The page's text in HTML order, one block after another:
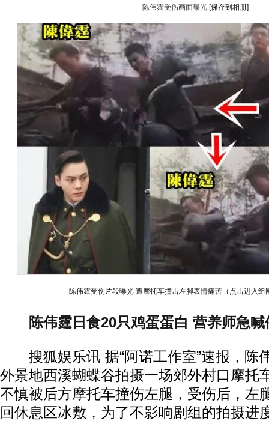
陈伟霆受伤画面曝光 [保存到相册]
陈伟霆受伤片段曝光 遭摩托车撞击左脚表情痛苦（点击进入组
陈伟霆日食20只鸡蛋蛋白 营养师急
搜狐娱乐讯 据“阿诺工作室”速报，陈
外景地西溪蝴蝶谷拍摄一场郊外村口摩托
不慎被后方摩托车撞伤左腿，受伤后，左
回休息区冰敷，为了不影响剧组的拍摄进